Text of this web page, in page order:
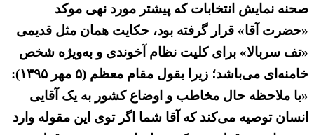
صحنه نمایش انتخابات که پیشتر مورد نهی موکد
«حضرت آقا» قرار گرفته بود، حکایت همان مثل قدیمی
«تف سربالا» برای کلیت نظام آخوندی و به‌ویژه شخص
خامنه‌ای می‌باشد؛ زیرا بقول مقام معظم (۵ مهر ۱۳۹۵):
«با ملاحظه‌ حال مخاطب و اوضاع کشور به یک آقایی
انسان توصیه می‌کند که آقا شما اگر توی این مقوله وارد